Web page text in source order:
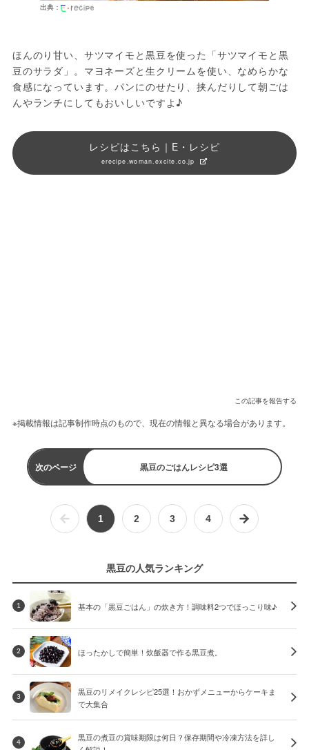
出典：
ほんのり甘い、サツマイモと黒豆を使った「サツマイモと黒
豆のサラダ」。マヨネーズと生クリームを使い、なめらかな
食感になっています。パンにのせたり、挟んだりして朝ごは
んやランチにしてもおいしいですよ♪
レシピはこちら｜E・レシピ
erecipe.woman.excite.co.jp
この記事を報告する
※掲載情報は記事制作時点のもので、現在の情報と異なる場合があります。
次のページ 黒豆のごはんレシピ3選
1 2 3 4
黒豆の人気ランキング
1 基本の「黒豆ごはん」の炊き方！調味料2つでほっこり味♪
2 ほったかしで簡単！炊飯器で作る黒豆煮。
3
黒豆のリメイクレシピ25選！おかずメニューからケーキま
で大集合
4
黒豆の煮豆の賞味期限は何日？保存期間や冷凍方法を詳し